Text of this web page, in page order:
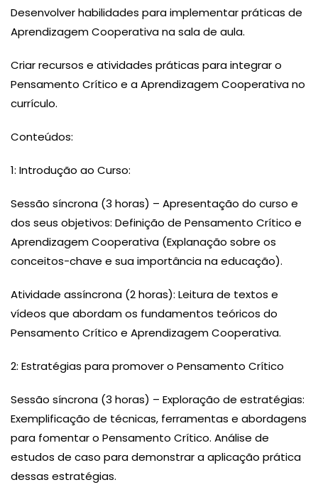
Desenvolver habilidades para implementar práticas de
Aprendizagem Cooperativa na sala de aula.
Criar recursos e atividades práticas para integrar o
Pensamento Crítico e a Aprendizagem Cooperativa no
currículo.
Conteúdos:
1: Introdução ao Curso:
Sessão síncrona (3 horas) – Apresentação do curso e
dos seus objetivos: Definição de Pensamento Crítico e
Aprendizagem Cooperativa (Explanação sobre os
conceitos-chave e sua importância na educação).
Atividade assíncrona (2 horas): Leitura de textos e
vídeos que abordam os fundamentos teóricos do
Pensamento Crítico e Aprendizagem Cooperativa.
2: Estratégias para promover o Pensamento Crítico
Sessão síncrona (3 horas) – Exploração de estratégias:
Exemplificação de técnicas, ferramentas e abordagens
para fomentar o Pensamento Crítico. Análise de
estudos de caso para demonstrar a aplicação prática
dessas estratégias.